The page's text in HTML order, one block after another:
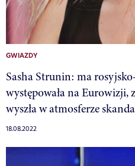
GWIAZDY
Sasha Strunin: ma
występowała na Eurowizji,
wyszła w atmosferze
18.08.2022